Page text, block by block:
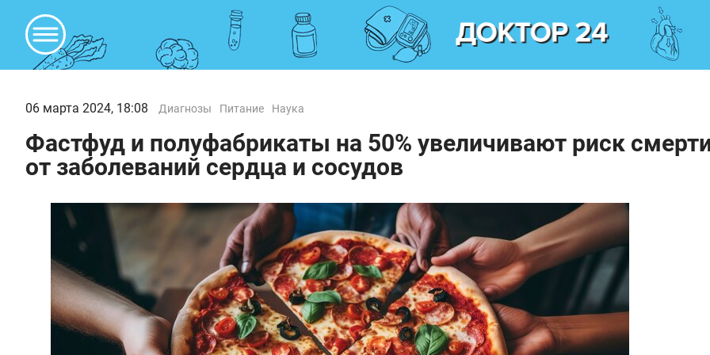
06 марта 2024, 18:08 Диагнозы Питание Наука
Фастфуд и полуфабрикаты на 50% увеличивают риск
от заболеваний сердца и сосудов